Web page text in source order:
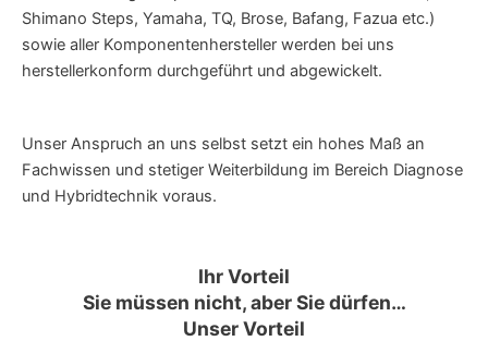
Shimano Steps, Yamaha, TQ, Brose, Bafang, Fazua etc.)
sowie aller Komponentenhersteller werden bei uns
herstellerkonform durchgeführt und abgewickelt.
Unser Anspruch an uns selbst setzt ein hohes Maß an
Fachwissen und stetiger Weiterbildung im Bereich Diagnose
und Hybridtechnik voraus.
Ihr Vorteil
Sie müssen nicht, aber Sie dürfen…
Unser Vorteil